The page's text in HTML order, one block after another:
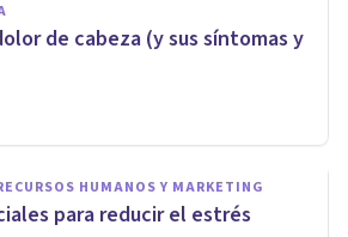
de cabeza (y sus síntomas y
HUMANOS Y MARKETING
para reducir el estrés